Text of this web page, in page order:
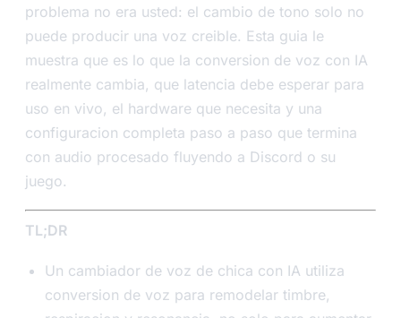
problema no era usted: el cambio de tono solo no
puede producir una voz creible. Esta guia le
muestra que es lo que la conversion de voz con IA
realmente cambia, que latencia debe esperar para
uso en vivo, el hardware que necesita y una
configuracion completa paso a paso que termina
con audio procesado fluyendo a Discord o su
juego.
TL;DR
Un cambiador de voz de chica con IA utiliza
conversion de voz para remodelar timbre,